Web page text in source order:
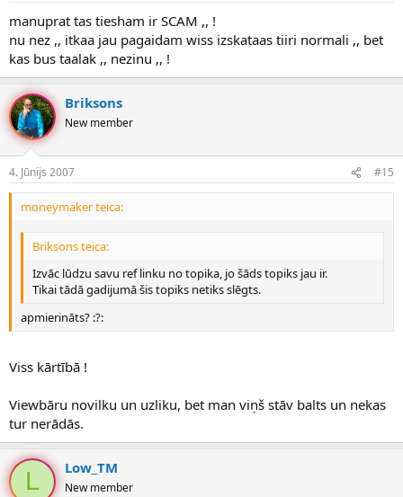
manuprat tas tiesham ir SCAM ,, !
nu nez ,, itkaa jau pagaidam wiss izskataas tiiri normali ,, bet
kas bus taalak ,, nezinu ,, !
Briksons
New member
4. Jūnijs 2007 #15
moneymaker teica:
Briksons teica:
Izvāc lūdzu savu ref linku no topika, jo šāds topiks jau ir.
Tikai tādā gadijumā šis topiks netiks slēgts.
apmierināts? :?:
Viss kārtībā !
Viewbāru novilku un uzliku, bet man viņš stāv balts un nekas
tur nerādās.
L Low_TM
New member